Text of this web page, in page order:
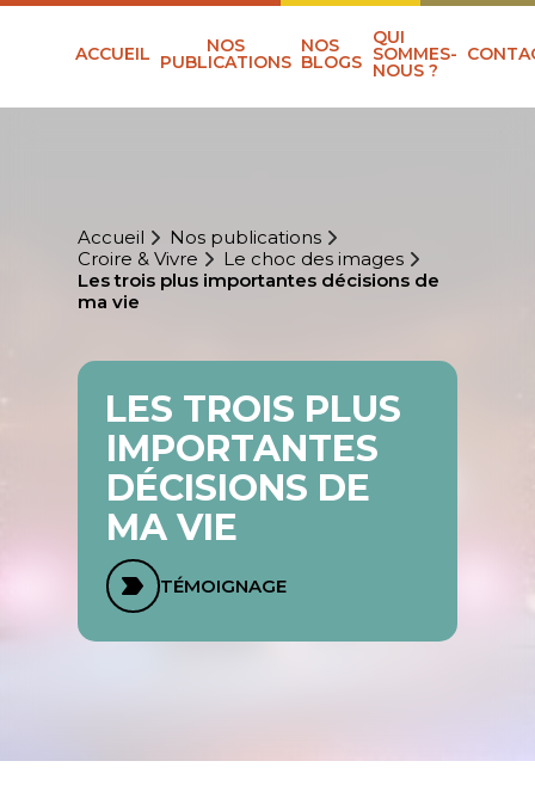
ACCUEIL NOS
PUBLICATIONS
NOS
BLOGS
QUI
SOMMES-
NOUS ?
Accueil
Nos publications
Croire & Vivre
Le choc des images
Les trois plus importantes décisions de
ma vie
LES TROIS PLUS
IMPORTANTES
DÉCISIONS DE
MA VIE
TÉMOIGNAGE